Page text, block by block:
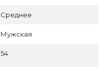
Среднее
Мужская
54